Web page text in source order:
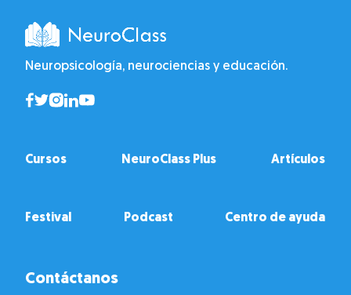
Neuropsicología, neurociencias y educación.
Cursos NeuroClass Plus Artículos
Festival Podcast Centro de ayuda
Contáctanos